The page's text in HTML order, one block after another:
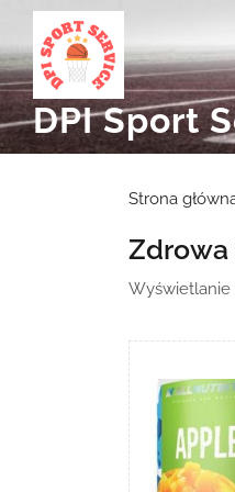
content
DPI Sport
Strona
Zdrowa
Wyświetlanie